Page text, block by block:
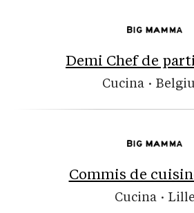
Demi Chef de
Cucina ·
Commis de
Cucina · Lille